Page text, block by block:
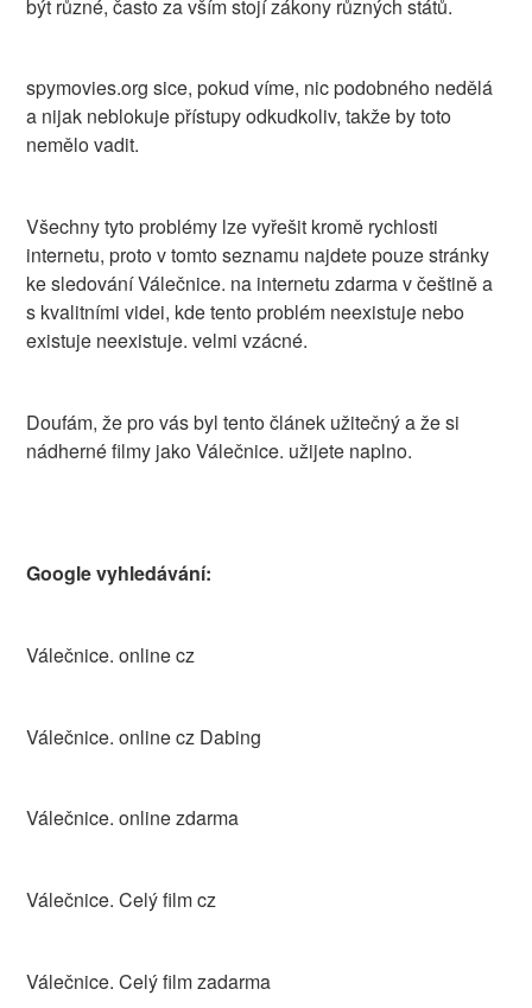
být různé, často za vším stojí zákony různých států.
spymovies.org sice, pokud víme, nic podobného nedělá
a nijak neblokuje přístupy odkudkoliv, takže by toto
nemělo vadit.
Všechny tyto problémy lze vyřešit kromě rychlosti
internetu, proto v tomto seznamu najdete pouze stránky
ke sledování Válečnice. na internetu zdarma v češtině a
s kvalitními videi, kde tento problém neexistuje nebo
existuje neexistuje. velmi vzácné.
Doufám, že pro vás byl tento článek užitečný a že si
nádherné filmy jako Válečnice. užijete naplno.
Google vyhledávání:
Válečnice. online cz
Válečnice. online cz Dabing
Válečnice. online zdarma
Válečnice. Celý film cz
Válečnice. Celý film zadarma